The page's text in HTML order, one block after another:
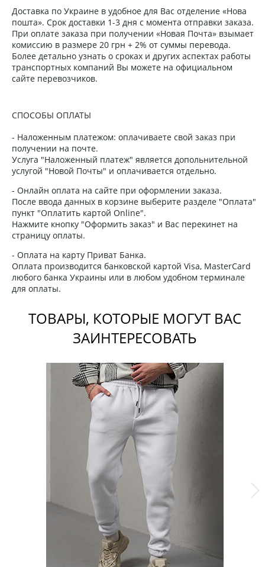
Доставка по Украине в удобное для Вас отделение «Нова
пошта». Срок доставки 1-3 дня с момента отправки заказа.
При оплате заказа при получении «Новая Почта» взымает
комиссию в размере 20 грн + 2% от суммы перевода.
Более детально узнать о сроках и других аспектах работы
транспортных компаний Вы можете на официальном
сайте перевозчиков.
СПОСОБЫ ОПЛАТЫ
- Наложенным платежом: оплачиваете свой заказ при
получении на почте.
Услуга "Наложенный платеж" является допольнительной
услугой "Новой Почты" и оплачивается отдельно.
- Онлайн оплата на сайте при оформлении заказа.
После ввода данных в корзине выберите разделе "Оплата"
пункт "Оплатить картой Online".
Нажмите кнопку "Оформить заказ" и Вас перекинет на
страницу оплаты.
- Оплата на карту Приват Банка.
Оплата производится банковской картой Visa, MasterCard
любого банка Украины или в любом удобном терминале
для оплаты.
ТОВАРЫ, КОТОРЫЕ МОГУТ ВАС
ЗАИНТЕРЕСОВАТЬ